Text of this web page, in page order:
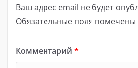
Ваш адрес email не будет
Обязательные поля помечены
Комментарий *